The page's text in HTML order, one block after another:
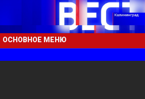
ОСНОВНОЕ МЕНЮ